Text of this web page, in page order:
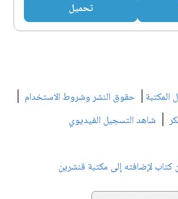
تحميل
| حقوق النشر وشروط الاستخدام |
| شاهد التسجيل الفيديوي
كتاب لإضافته إلى مكتبة قنشرين